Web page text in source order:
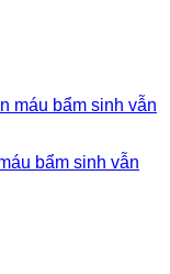
bẩm sinh vẫn